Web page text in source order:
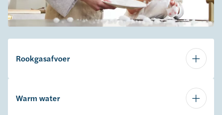
Rookgasafvoer
Warm water